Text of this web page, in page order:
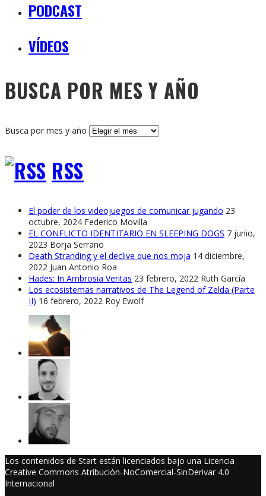
PODCAST
VÍDEOS
BUSCA POR MES Y AÑO
Busca por mes y año
RSS
El poder de los videojuegos de comunicar jugando 23
octubre, 2024 Federico Movilla
EL CONFLICTO IDENTITARIO EN SLEEPING DOGS 7 junio,
2023 Borja Serrano
Death Stranding y el declive que nos moja 14 diciembre,
2022 Juan Antonio Roa
Hades: In Ambrosia Veritas 23 febrero, 2022 Ruth García
Los ecosistemas narrativos de The Legend of Zelda (Parte
II) 16 febrero, 2022 Roy Ewolf
Los contenidos de Start están licenciados bajo una Licencia
Creative Commons Atribución-NoComercial-SinDerivar 4.0
Internacional